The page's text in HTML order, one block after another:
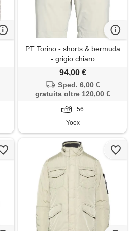
PT Torino - shorts & bermuda
- grigio chiaro
94,00 €
Sped. 6,00 €
gratuita oltre 120,00 €
56
Yoox